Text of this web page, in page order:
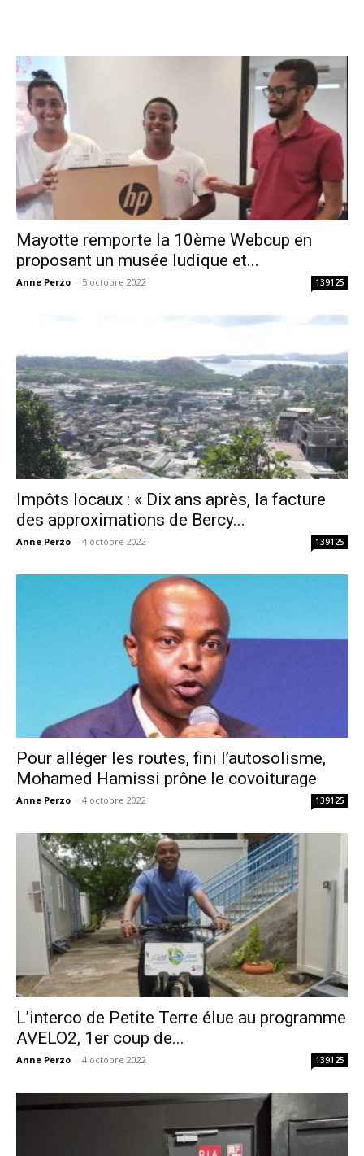
Mayotte remporte la 10ème Webcup en
proposant un musée ludique et...
Anne Perzo - 5 octobre 2022 139125
Impôts locaux : « Dix ans après, la facture
des approximations de Bercy...
Anne Perzo - 4 octobre 2022 139125
Pour alléger les routes, fini l’autosolisme,
Mohamed Hamissi prône le covoiturage
Anne Perzo - 4 octobre 2022 139125
L’interco de Petite Terre élue au programme
AVELO2, 1er coup de...
Anne Perzo - 4 octobre 2022 139125